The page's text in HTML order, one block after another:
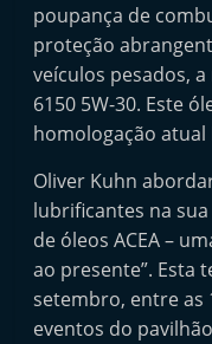
poupança de
proteção
veículos pesados,
6150 5W-30. Este
homologação atual
Oliver Kuhn
lubrificantes na
de óleos ACEA –
ao presente”. Esta
setembro, entre as
eventos do